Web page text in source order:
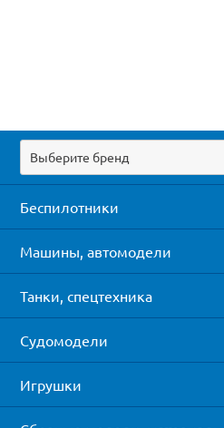
Выберите бренд
Беспилотники
Машины, автомодели
Танки, спецтехника
Судомодели
Игрушки